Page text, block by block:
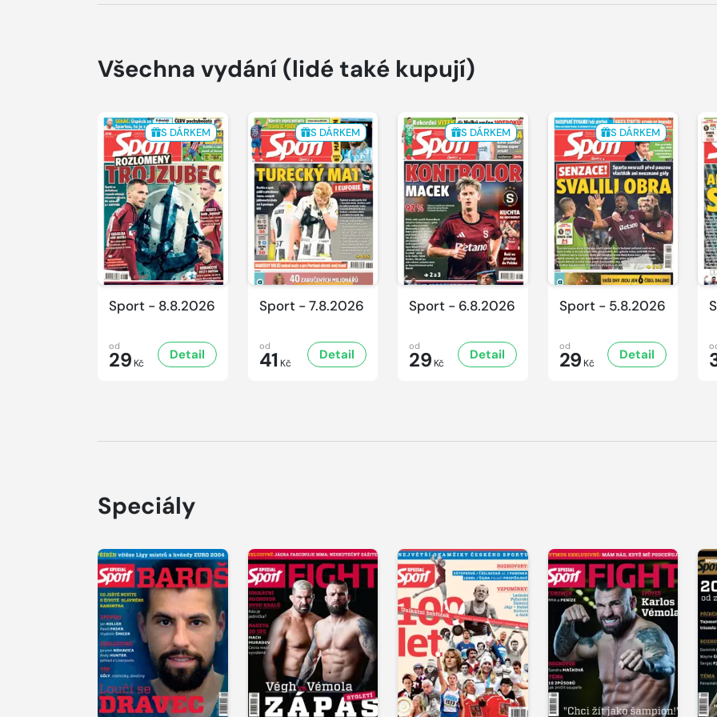
Všechna vydání (lidé také kupují)
S DÁRKEM
Sport - 8.8.2026
od
29 Kč
Detail
S DÁRKEM
Sport - 7.8.2026
od
41 Kč
Detail
S DÁRKEM
Sport - 6.8.2026
od
29 Kč
Detail
S DÁRKEM
Sport - 5.8.2026
od
29 Kč
Detail
Speciály